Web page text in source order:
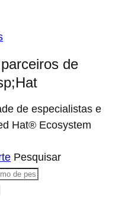
de
de especialistas e
Hat® Ecosystem
Pesquisar